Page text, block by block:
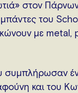
στον
του
με metal,
συμπλήρωσαν
και του